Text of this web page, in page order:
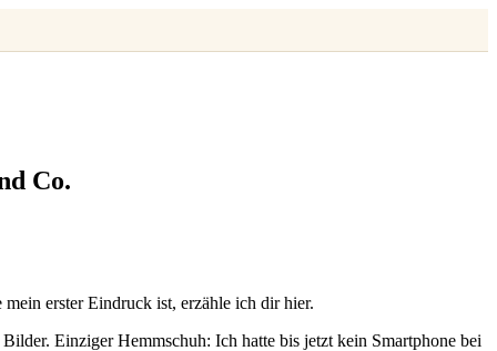
Co.
erster Eindruck ist, erzähle ich dir hier.
Einziger Hemmschuh: Ich hatte bis jetzt kein Smartphone bei